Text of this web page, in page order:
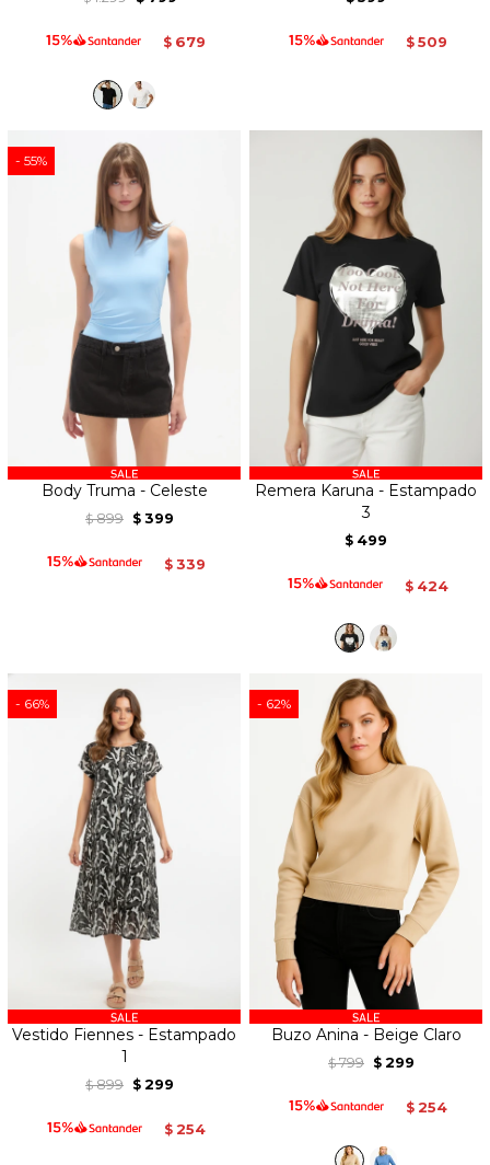
$ 679 $ 509
55
Body Truma - Celeste
$ 899 $ 399
$ 339
Remera Karuna - Estampado
3
$ 499
$ 424
66
Vestido Fiennes - Estampado
1
$ 899 $ 299
$ 254
62
Buzo Anina - Beige Claro
$ 799 $ 299
$ 254